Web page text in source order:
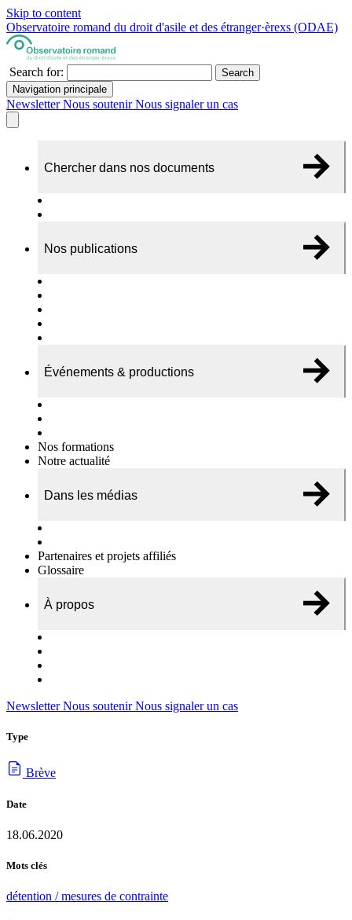
Skip to content
Observatoire romand du droit d'asile et des étranger·èrexs (ODAE)
Search for:
Search
Navigation principale
NewsletterNous soutenirNous signaler un cas
Chercher dans nos documents
Nos publications
Événements & productions
Nos formations
Notre actualité
Dans les médias
Partenaires et projets affiliés
Glossaire
À propos
NewsletterNous soutenirNous signaler un cas
Type
Brève
Date
18.06.2020
Mots clés
détention / mesures de contrainte